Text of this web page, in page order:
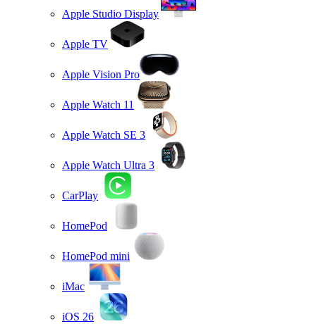
Apple Studio Display
Apple TV
Apple Vision Pro
Apple Watch 11
Apple Watch SE 3
Apple Watch Ultra 3
CarPlay
HomePod
HomePod mini
iMac
iOS 26